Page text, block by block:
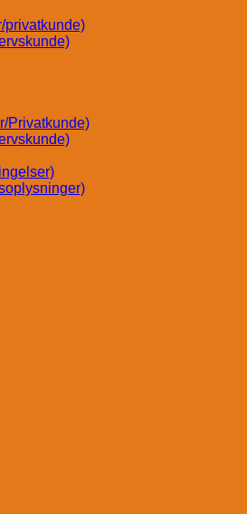
privatkunde)
Privatkunde)